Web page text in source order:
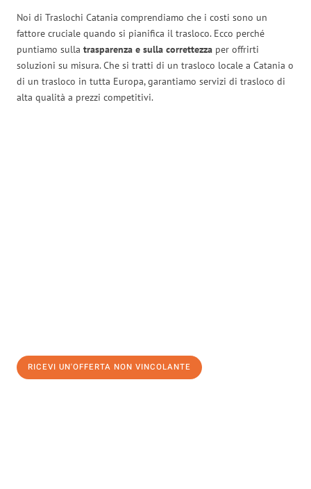
Noi di Traslochi Catania comprendiamo che i costi sono un
fattore cruciale quando si pianifica il trasloco. Ecco perché
puntiamo sulla trasparenza e sulla correttezza per offrirti
soluzioni su misura. Che si tratti di un trasloco locale a Catania o
di un trasloco in tutta Europa, garantiamo servizi di trasloco di
alta qualità a prezzi competitivi.
RICEVI UN'OFFERTA NON VINCOLANTE